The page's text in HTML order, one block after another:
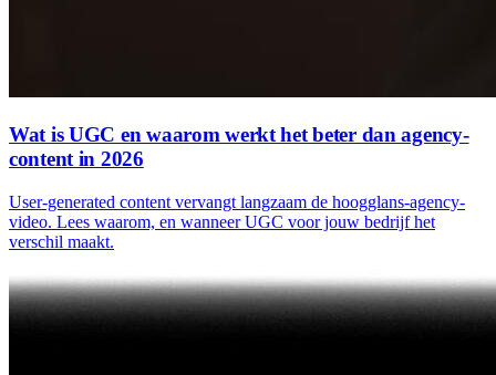
Wat is UGC en waarom werkt het beter dan agency-
content in 2026
User-generated content vervangt langzaam de hoogglans-agency-
video. Lees waarom, en wanneer UGC voor jouw bedrijf het
verschil maakt.